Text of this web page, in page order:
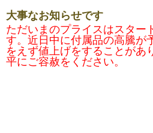
大事なお知らせです
ただいまのプライスはスター
す。近日中に付属品の高騰が
をえず値上げをすることがあ
平にご容赦をください。